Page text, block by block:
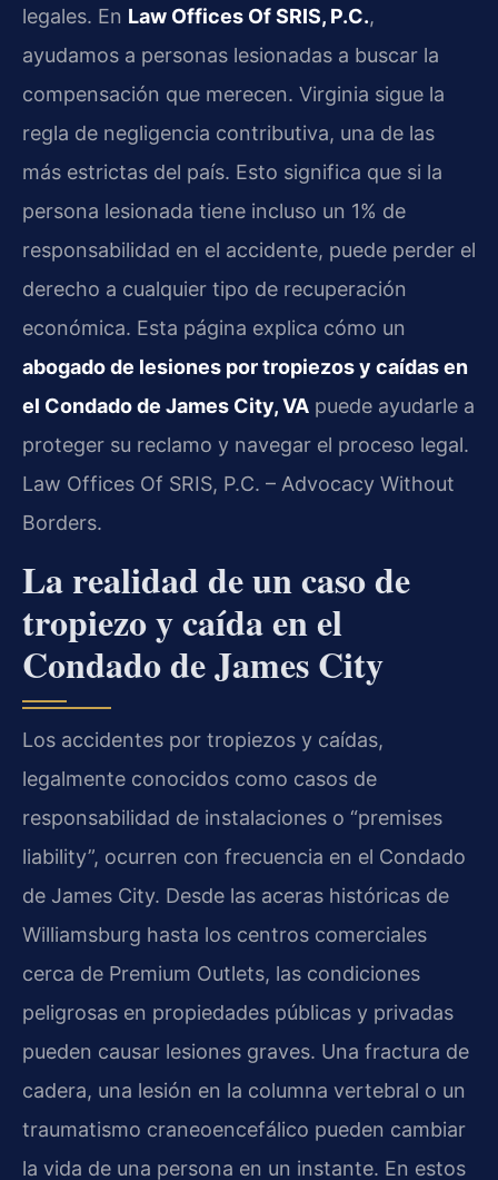
legales. En Law Offices Of SRIS, P.C.,
ayudamos a personas lesionadas a buscar la
compensación que merecen. Virginia sigue la
regla de negligencia contributiva, una de las
más estrictas del país. Esto significa que si la
persona lesionada tiene incluso un 1% de
responsabilidad en el accidente, puede perder el
derecho a cualquier tipo de recuperación
económica. Esta página explica cómo un
abogado de lesiones por tropiezos y caídas en
el Condado de James City, VA puede ayudarle a
proteger su reclamo y navegar el proceso legal.
Law Offices Of SRIS, P.C. – Advocacy Without
Borders.
La realidad de un caso de
tropiezo y caída en el
Condado de James City
Los accidentes por tropiezos y caídas,
legalmente conocidos como casos de
responsabilidad de instalaciones o “premises
liability”, ocurren con frecuencia en el Condado
de James City. Desde las aceras históricas de
Williamsburg hasta los centros comerciales
cerca de Premium Outlets, las condiciones
peligrosas en propiedades públicas y privadas
pueden causar lesiones graves. Una fractura de
cadera, una lesión en la columna vertebral o un
traumatismo craneoencefálico pueden cambiar
la vida de una persona en un instante. En estos